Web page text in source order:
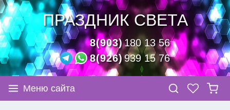
ПРАЗДНИК СВЕТА
8(903)180 13 56
8(926)939 15 76
Меню сайта